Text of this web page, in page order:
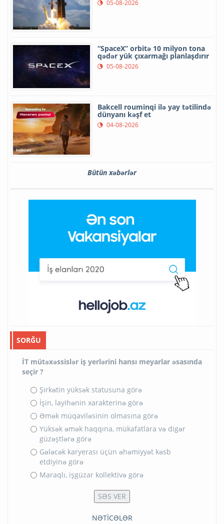
05-08-2026
“SpaceX” orbitə 10 milyon tona
qədər yük çıxarmağı planlaşdırır
05-08-2026
Bakcell rouminqi ilə yay tətilində
dünyanı kəşf et
04-08-2026
Bütün xəbərlər
SORĞU
İT mütəxəssislər iş yerlərini hansı meyarlar əsasında
seçir ?
Şirkətin yüksək statusuna görə
İşin, layihənin xarakterinə görə
Əmək müqaviləsinin olmasına görə
Yüksək əmək haqqına, mükafatlara və digər
güzəştlərə görə
Gələcək karyerası üçün əhəmiyyət kəsb
etdiyinə görə
Maraqlı, işgüzar kollektivə görə
NƏTİCƏLƏR